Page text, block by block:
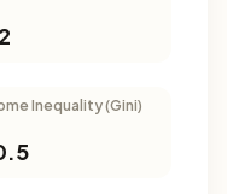
Inequality (Gini)